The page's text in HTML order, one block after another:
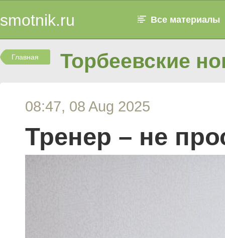
smotnik.ru Все материалы
Главная Торбеевские
08:47, 08 Aug 2025
Тренер – не